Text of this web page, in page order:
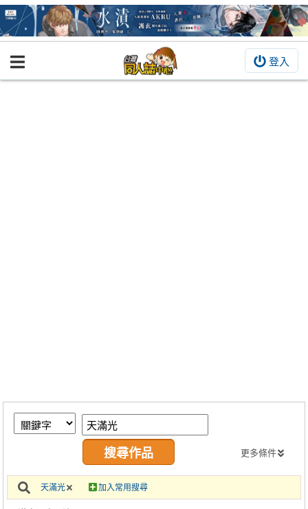
登入
BOOKY書集倉庫
繪圖藝廊
交流中心
攤位轉讓區
會員功能選單
更多條件
天滿光 加入常用搜尋